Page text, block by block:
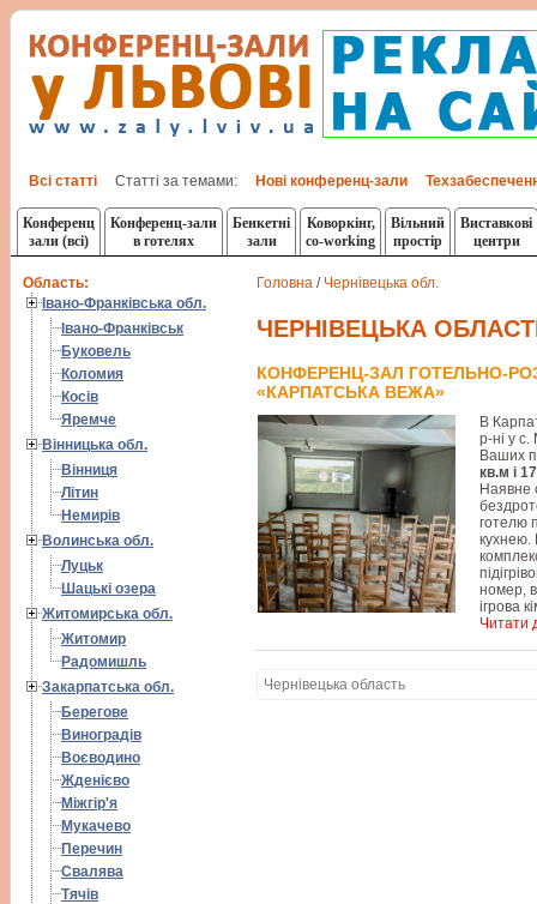
Всі статті Статті за темами: Нові конференц-зали
Конференц
зали (всі)
Конференц-зали
в готелях
Бенкетні
зали
Коворкінг,
co-working
Вільний
простір
Виставкові
центри
Область:
Івано-Франківська обл.
Івано-Франківськ
Буковель
Коломия
Косів
Яремче
Вінницька обл.
Вінниця
Літин
Немирів
Волинська обл.
Луцьк
Шацькі озера
Житомирська обл.
Житомир
Радомишль
Закарпатська обл.
Берегове
Виноградів
Воєводино
Жденієво
Міжгір'я
Мукачево
Перечин
Свалява
Тячів
Головна / Чернівецька обл.
ЧЕРНІВЕЦЬКА
КОНФЕРЕНЦ-ЗАЛ ГОТЕЛЬНО-
«КАРПАТСЬКА ВЕЖА»
В
р-ні у
Ваших
кв.м і
Наявне
готелю
кухнею.
номер,
ігрова
Читати
Чернівецька область